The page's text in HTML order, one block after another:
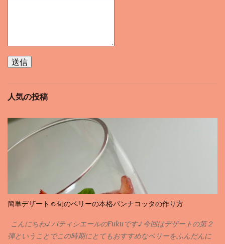
人気の投稿
簡単デザート☺️旬のベリーの本格パンナコッタの作り方
こんにちわ♪ パティシエールのFukuです♪ 今回はデザートの第２
弾ということでこの時期にとてもおすすめなベリーをふんだんに